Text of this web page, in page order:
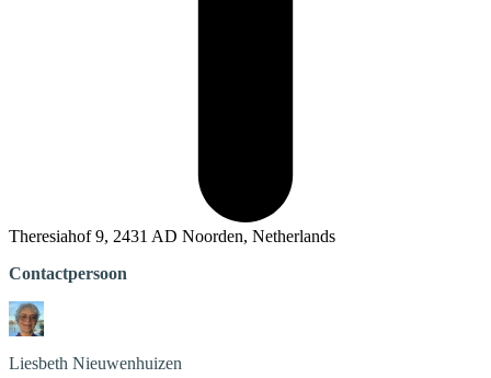
Theresiahof 9, 2431 AD Noorden, Netherlands
Contactpersoon
Liesbeth Nieuwenhuizen